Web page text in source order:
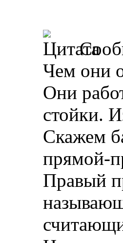
Чем они
Они
стойки.
Скажем
прямой-
Правый